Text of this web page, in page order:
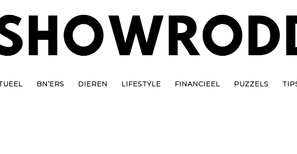
BN’ERS DIEREN LIFESTYLE FINANCIEEL PUZZELS